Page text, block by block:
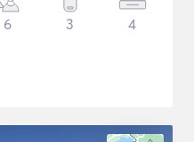
6 3 4